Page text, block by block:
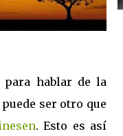
hablar de la
ser otro que
. Esto es así